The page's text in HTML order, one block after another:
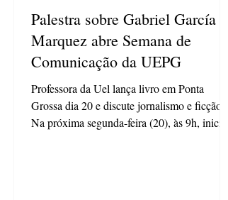
Palestra sobre Gabriel García
Marquez abre Semana de
Comunicação da UEPG
Professora da Uel lança livro em Ponta
Grossa dia 20 e discute jornalismo e ficção
Na próxima segunda-feira (20), às 9h, inicia a